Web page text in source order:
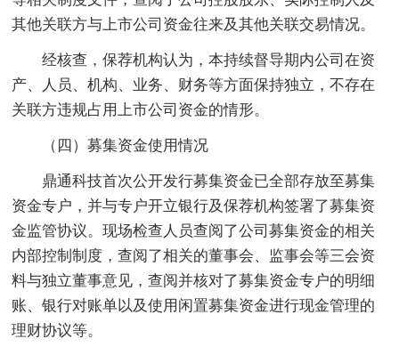
其他关联方与上市公司资金往来及其他关联交易情况。
经核查，保荐机构认为，本持续督导期内公司在资
产、人员、机构、业务、财务等方面保持独立，不存在
关联方违规占用上市公司资金的情形。
（四）募集资金使用情况
鼎通科技首次公开发行募集资金已全部存放至募集
资金专户，并与专户开立银行及保荐机构签署了募集资
金监管协议。现场检查人员查阅了公司募集资金的相关
内部控制制度，查阅了相关的董事会、监事会等三会资
料与独立董事意见，查阅并核对了募集资金专户的明细
账、银行对账单以及使用闲置募集资金进行现金管理的
理财协议等。